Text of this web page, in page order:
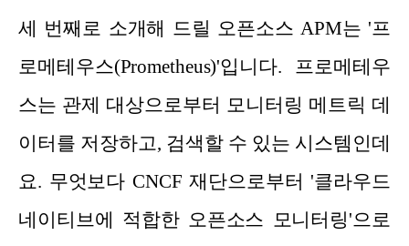
세 번째로 소개해 드릴 오픈소스 APM는 '프
로메테우스(Prometheus)'입니다. 프로메테우
스는 관제 대상으로부터 모니터링 메트릭 데
이터를 저장하고, 검색할 수 있는 시스템인데
요. 무엇보다 CNCF 재단으로부터 '클라우드
네이티브에 적합한 오픈소스 모니터링'으로